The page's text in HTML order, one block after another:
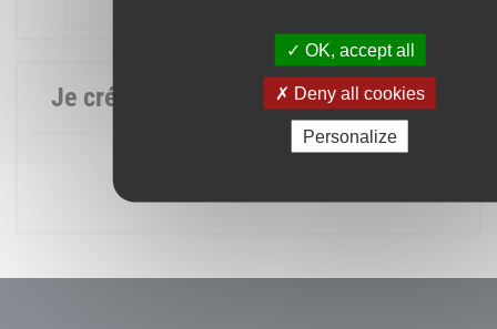
OK, accept all
Deny all cookies
Personalize
Je crée mon compte